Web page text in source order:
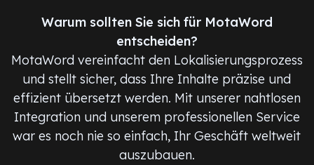
Warum sollten Sie sich für MotaWord
entscheiden?
MotaWord vereinfacht den Lokalisierungsprozess
und stellt sicher, dass Ihre Inhalte präzise und
effizient übersetzt werden. Mit unserer nahtlosen
Integration und unserem professionellen Service
war es noch nie so einfach, Ihr Geschäft weltweit
auszubauen.